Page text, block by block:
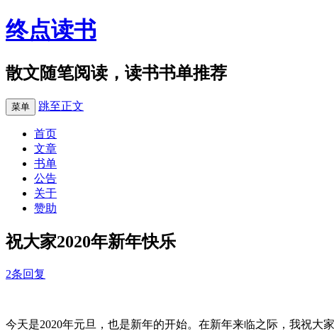
终点读书
散文随笔阅读，读书书单推荐
菜单 跳至正文
首页
文章
书单
公告
关于
赞助
祝大家2020年新年快乐
2条回复
今天是2020年元旦，也是新年的开始。在新年来临之际，我祝大